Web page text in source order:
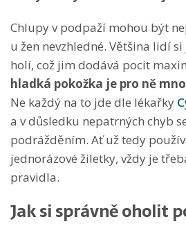
Chlupy v podpaží mohou být
u žen nevzhledné. Většina lidí
holí, což jim dodává pocit
hladká pokožka je pro ně
Ne každý na to jde dle lékařky
a v důsledku nepatrných chyb
podrážděním. Ať už tedy
jednorázové žiletky, vždy je
pravidla.
Jak si správně oholit